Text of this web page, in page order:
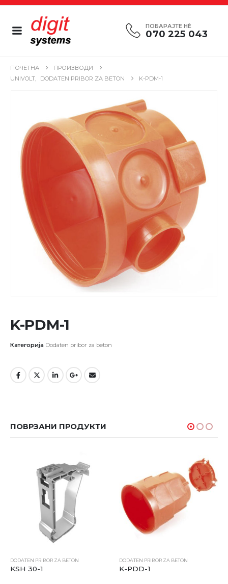
ПОБАРАЈТЕ НÈ
070 225 043
ПОЧЕТНА
ПРОИЗВОДИ
UNIVOLT, DODATEN PRIBOR ZA BETON K-PDM-1
K-PDM-1
Категорија Dodaten pribor za beton
ПОВРЗАНИ ПРОДУКТИ
DODATEN PRIBOR ZA BETON
KSH 30-1
DODATEN PRIBOR ZA BETON
K-PDD-1